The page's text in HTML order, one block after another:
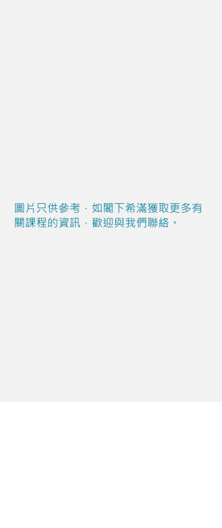
圖片只供參考，如閣下希滿獲取更多有
關課程的資訊，歡迎與我們聯絡。